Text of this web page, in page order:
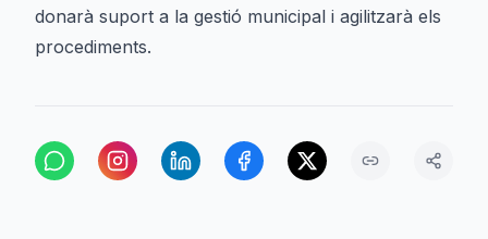
donarà suport a la gestió municipal i agilitzarà els
procediments.